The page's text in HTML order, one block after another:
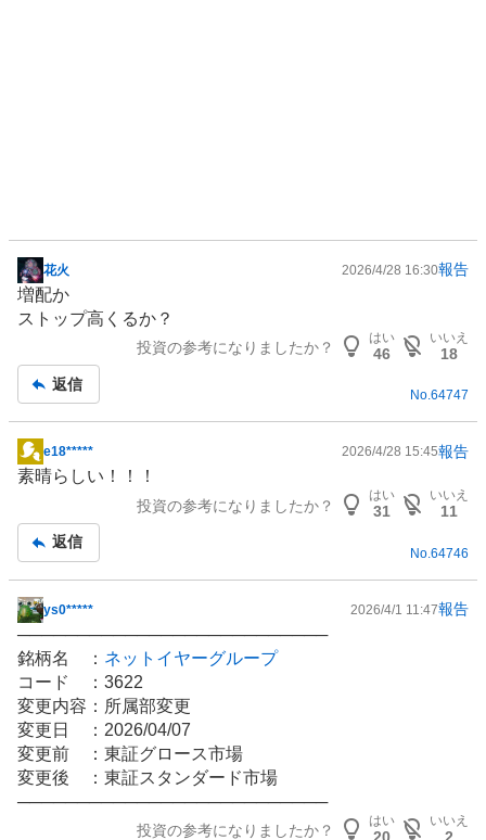
掲
示
板
花火 2026/4/28 16:30報告
増配か
ストップ高くるか？
投資の参考になりましたか？
はい
46
いいえ
18
返信
No.64747
掲
示
事
e18***** 2026/4/28 15:45報告
素晴らしい！！！
投資の参考になりましたか？
はい
31
いいえ
11
返信
No. 64746
掲
示
板
記
事
ys0***** 2026/4/1 11:47報告
──────────────────────────
銘柄名 ： ネットイヤーグループ
コード ：3622
変更内容：所属部変更
変更日 ：2026/04/07
変更前 ：東証グロース市場
変更後 ：東証スタンダード市場
──────────────────────────
投資の参考になりましたか？
はい
20
いいえ
2